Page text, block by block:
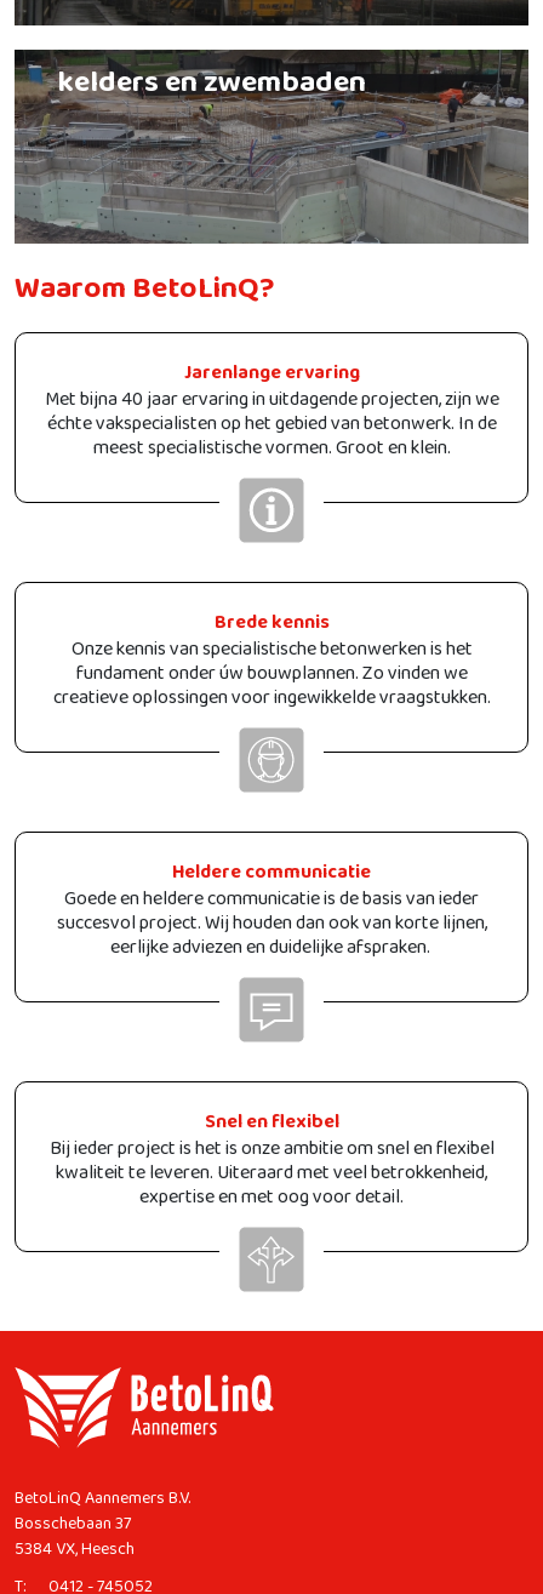
kelders en zwembaden
Waarom BetoLinQ?
Jarenlange ervaring
Met bijna 40 jaar ervaring in uitdagende projecten, zijn we
échte vakspecialisten op het gebied van betonwerk. In de
meest specialistische vormen. Groot en klein.
Brede kennis
Onze kennis van specialistische betonwerken is het
fundament onder úw bouwplannen. Zo vinden we
creatieve oplossingen voor ingewikkelde vraagstukken.
Heldere communicatie
Goede en heldere communicatie is de basis van ieder
succesvol project. Wij houden dan ook van korte lijnen,
eerlijke adviezen en duidelijke afspraken.
Snel en flexibel
Bij ieder project is het is onze ambitie om snel en flexibel
kwaliteit te leveren. Uiteraard met veel betrokkenheid,
expertise en met oog voor detail.
BetoLinQ Aannemers B.V.
Bosschebaan 37
5384 VX, Heesch